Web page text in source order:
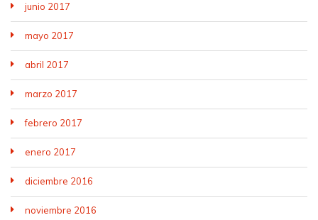
junio 2017
mayo 2017
abril 2017
marzo 2017
febrero 2017
enero 2017
diciembre 2016
noviembre 2016